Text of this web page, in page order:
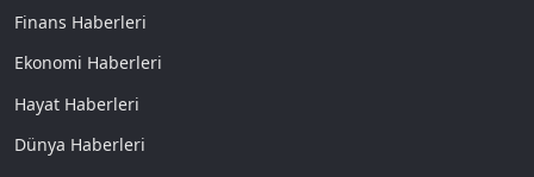
Finans Haberleri
Ekonomi Haberleri
Hayat Haberleri
Dünya Haberleri